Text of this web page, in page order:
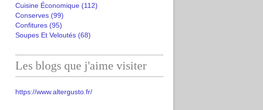
Cuisine Économique (112)
Conserves (99)
Confitures (95)
Soupes Et Veloutés (68)
Les blogs que j'aime visiter
https://www.altergusto.fr/